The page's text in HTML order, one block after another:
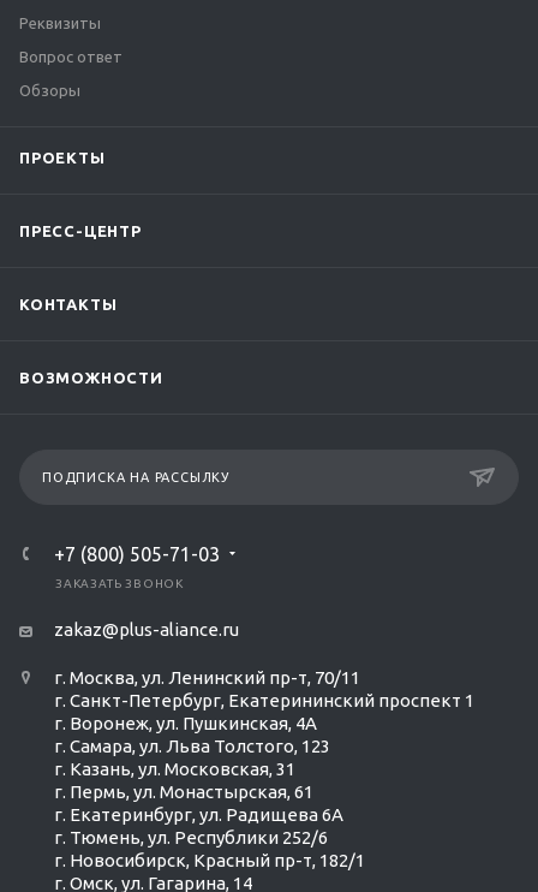
Реквизиты
Вопрос ответ
Обзоры
ПРОЕКТЫ
ПРЕСС-ЦЕНТР
КОНТАКТЫ
ВОЗМОЖНОСТИ
ПОДПИСКА НА РАССЫЛКУ
+7 (800) 505-71-03
ЗАКАЗАТЬ ЗВОНОК
zakaz@plus-aliance.ru
г. Москва, ул. Ленинский пр-т, 70/11
г. Санкт-Петербург, Екатерининский проспект 1
г. Воронеж, ул. Пушкинская, 4А
г. Самара, ул. Льва Толстого, 123
г. Казань, ул. Московская, 31
г. Пермь, ул. Монастырская, 61
г. Екатеринбург, ул. Радищева 6А
г. Тюмень, ул. Республики 252/6
г. Новосибирск, Красный пр-т, 182/1
г. Омск, ул. ​Гагарина, 14